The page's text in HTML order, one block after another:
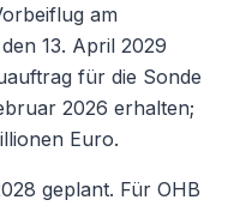
am
13. April 2029
für die Sonde
2026 erhalten;
Euro.
geplant. Für OHB